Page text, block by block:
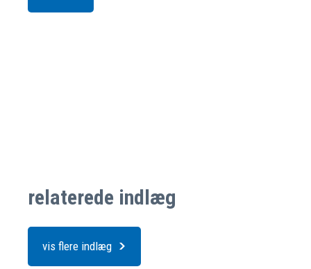
relaterede indlæg
vis flere indlæg